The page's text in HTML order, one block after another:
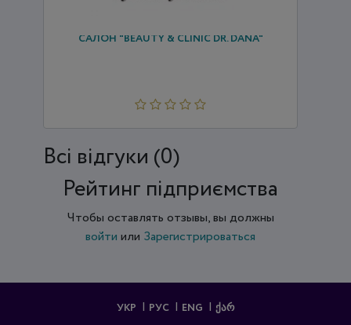
САЛОН "BEAUTY & СLINIС DR. DANA"
Всi відгуки (0)
Рейтинг підприємства
Чтобы оставлять отзывы, вы должны
войти или Зарегистрироваться
УКР РУС ENG ᲥᲐᲠ